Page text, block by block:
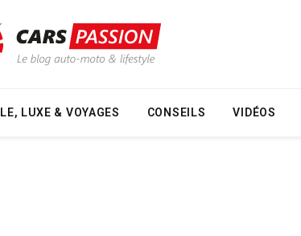
LUXE & VOYAGES CONSEILS VIDÉOS